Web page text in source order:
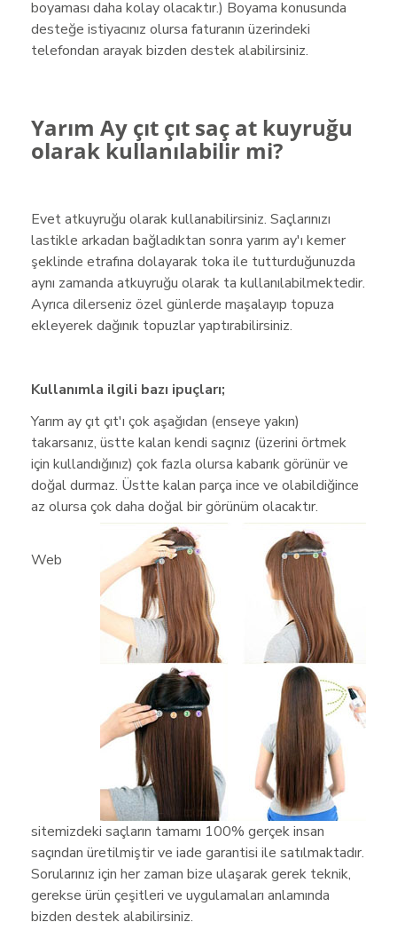
boyaması daha kolay olacaktır.) Boyama konusunda
desteğe istiyacınız olursa faturanın üzerindeki
telefondan arayak bizden destek alabilirsiniz.
Yarım Ay çıt çıt saç at kuyruğu
olarak kullanılabilir mi?
Evet atkuyruğu olarak kullanabilirsiniz. Saçlarınızı
lastikle arkadan bağladıktan sonra yarım ay'ı kemer
şeklinde etrafına dolayarak toka ile tutturduğunuzda
aynı zamanda atkuyruğu olarak ta kullanılabilmektedir.
Ayrıca dilerseniz özel günlerde maşalayıp topuza
ekleyerek dağınık topuzlar yaptırabilirsiniz.
Kullanımla ilgili bazı ipuçları;
Yarım ay çıt çıt'ı çok aşağıdan (enseye yakın)
takarsanız, üstte kalan kendi saçınız (üzerini örtmek
için kullandığınız) çok fazla olursa kabarık görünür ve
doğal durmaz. Üstte kalan parça ince ve olabildiğince
az olursa çok daha doğal bir görünüm olacaktır.
Web
sitemizdeki saçların tamamı 100% gerçek insan
saçından üretilmiştir ve iade garantisi ile satılmaktadır.
Sorularınız için her zaman bize ulaşarak gerek teknik,
gerekse ürün çeşitleri ve uygulamaları anlamında
bizden destek alabilirsiniz.